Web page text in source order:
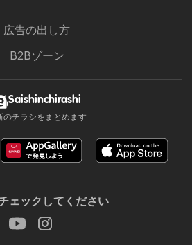
広告の出し方
B2Bゾーン
Saishinchirashi
のチラシをまとめます
ェックしてください